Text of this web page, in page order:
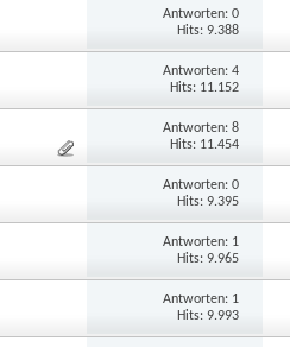
Antworten:0
Hits: 9.388
Antworten:4
Hits: 11.152
Antworten:8
Hits: 11.454
Antworten:0
Hits: 9.395
Antworten: 1
Hits: 9.965
Antworten: 1
Hits: 9.993